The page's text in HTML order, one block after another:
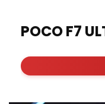
POCO F7